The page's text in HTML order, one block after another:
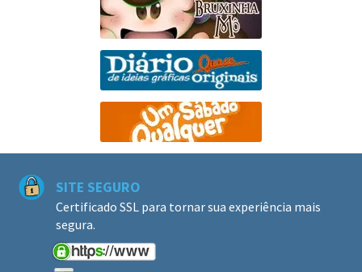
SITE SEGURO
Certificado SSL para tornar sua experiência mais
segura.